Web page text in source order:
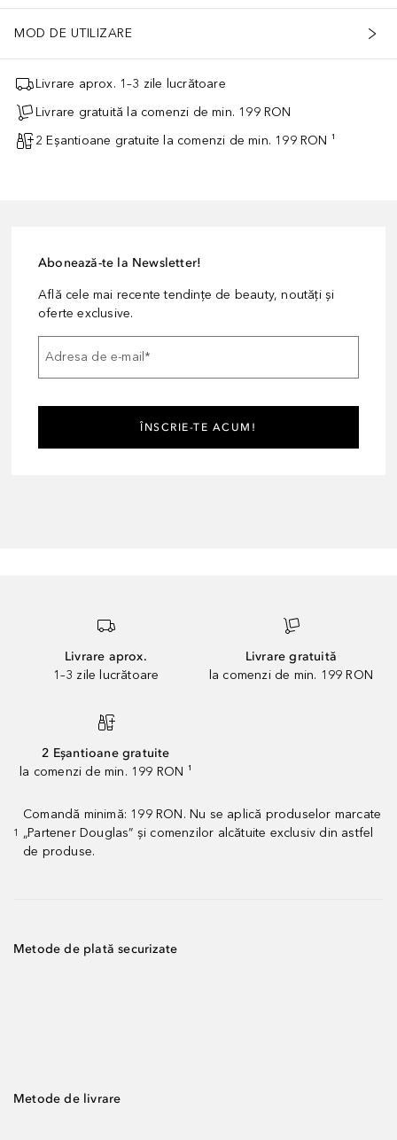
MOD DE UTILIZARE
Livrare aprox. 1–3 zile lucrătoare
Livrare gratuită la comenzi de min. 199 RON
2 Eșantioane gratuite la comenzi de min. 199 RON ¹
Abonează-te la Newsletter!
Află cele mai recente tendințe de beauty, noutăți și
oferte exclusive.
Adresa de e-mail*
ÎNSCRIE-TE ACUM!
Livrare aprox.
1–3 zile lucrătoare
Livrare gratuită
la comenzi de min. 199 RON
2 Eșantioane gratuite
la comenzi de min. 199 RON ¹
1
Comandă minimă: 199 RON. Nu se aplică produselor marcate
„Partener Douglas” și comenzilor alcătuite exclusiv din astfel
de produse.
Metode de plată securizate
Metode de livrare